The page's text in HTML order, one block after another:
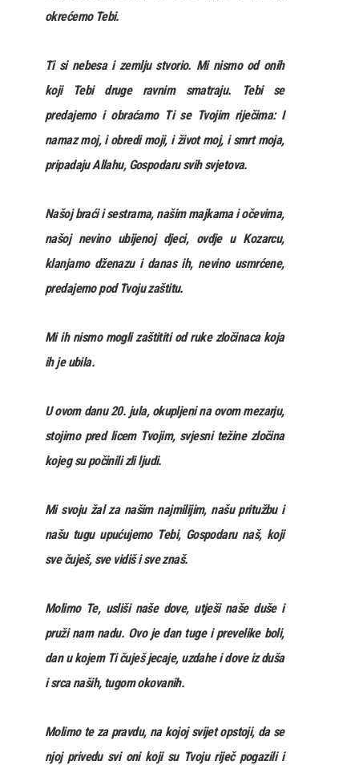
okrećemo Tebi.
Ti si nebesa i zemlju stvorio. Mi nismo od onih
koji Tebi druge ravnim smatraju. Tebi se
predajemo i obraćamo Ti se Tvojim riječima: I
namaz moj, i obredi moji, i život moj, i smrt moja,
pripadaju Allahu, Gospodaru svih svjetova.
Našoj braći i sestrama, našim majkama i očevima,
našoj nevino ubijenoj djeci, ovdje u Kozarcu,
klanjamo dženazu i danas ih, nevino usmrćene,
predajemo pod Tvoju zaštitu.
Mi ih nismo mogli zaštititi od ruke zločinaca koja
ih je ubila.
U ovom danu 20. jula, okupljeni na ovom mezarju,
stojimo pred licem Tvojim, svjesni težine zločina
kojeg su počinili zli ljudi.
Mi svoju žal za našim najmilijim, našu pritužbu i
našu tugu upućujemo Tebi, Gospodaru naš, koji
sve čuješ, sve vidiš i sve znaš.
Molimo Te, usliši naše dove, utješi naše duše i
pruži nam nadu. Ovo je dan tuge i prevelike boli,
dan u kojem Ti čuješ jecaje, uzdahe i dove iz duša
i srca naših, tugom okovanih.
Molimo te za pravdu, na kojoj svijet opstoji, da se
njoj privedu svi oni koji su Tvoju riječ pogazili i